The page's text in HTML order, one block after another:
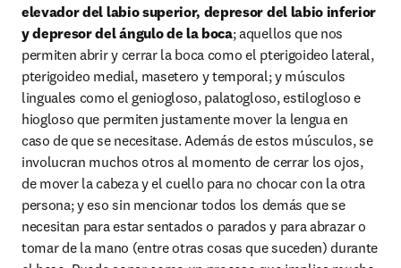
elevador del labio superior, depresor del labio inferior
y depresor del ángulo de la boca; aquellos que nos
permiten abrir y cerrar la boca como el pterigoideo lateral,
pterigoideo medial, masetero y temporal; y músculos
linguales como el geniogloso, palatogloso, estilogloso e
hiogloso que permiten justamente mover la lengua en
caso de que se necesitase. Además de estos músculos, se
involucran muchos otros al momento de cerrar los ojos,
de mover la cabeza y el cuello para no chocar con la otra
persona; y eso sin mencionar todos los demás que se
necesitan para estar sentados o parados y para abrazar o
tomar de la mano (entre otras cosas que suceden) durante